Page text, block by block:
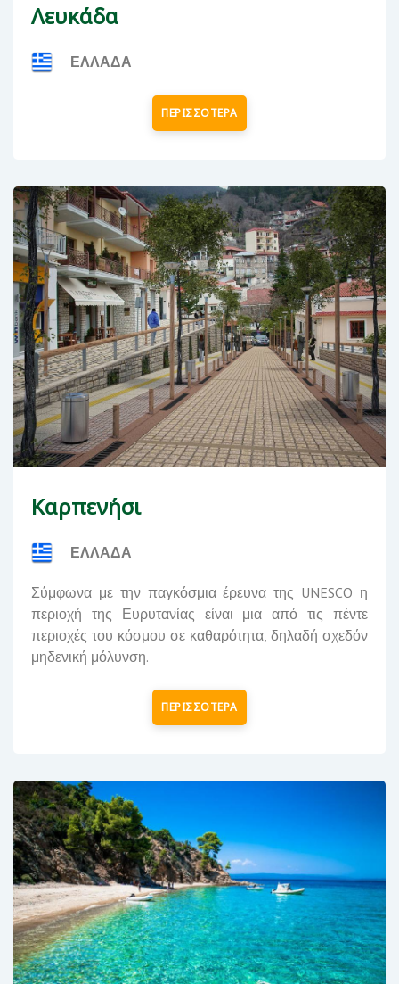
Λευκάδα
ΕΛΛΑΔΑ
ΠΕΡΙΣΣΟΤΕΡΑ
Καρπενήσι
ΕΛΛΑΔΑ
Σύμφωνα με την παγκόσμια έρευνα της UNESCO η
περιοχή της Ευρυτανίας είναι μια από τις πέντε
περιοχές του κόσμου σε καθαρότητα, δηλαδή σχεδόν
μηδενική μόλυνση.
ΠΕΡΙΣΣΟΤΕΡΑ